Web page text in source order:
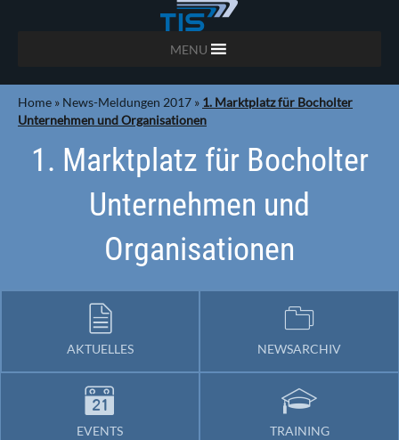
MENU
Home » News-Meldungen 2017 » 1. Marktplatz für Bocholter
Unternehmen und Organisationen
1. Marktplatz für Bocholter
Unternehmen und
Organisationen
AKTUELLES NEWSARCHIV
EVENTS TRAINING